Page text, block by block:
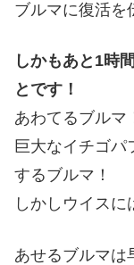
ブルマに復活を
しかもあと1時
とです！
あわてるブルマ
巨大なイチゴパ
するブルマ！
しかしウイスに
あせるブルマは